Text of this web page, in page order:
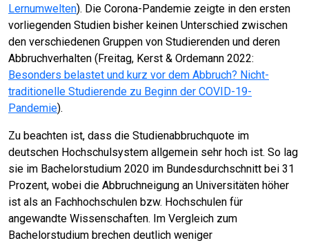
Lernumwelten). Die Corona-Pandemie zeigte in den ersten
vorliegenden Studien bisher keinen Unterschied zwischen
den verschiedenen Gruppen von Studierenden und deren
Abbruchverhalten (Freitag, Kerst & Ordemann 2022:
Besonders belastet und kurz vor dem Abbruch? Nicht-
traditionelle Studierende zu Beginn der COVID-19-
Pandemie).
Zu beachten ist, dass die Studienabbruchquote im
deutschen Hochschulsystem allgemein sehr hoch ist. So lag
sie im Bachelorstudium 2020 im Bundesdurchschnitt bei 31
Prozent, wobei die Abbruchneigung an Universitäten höher
ist als an Fachhochschulen bzw. Hochschulen für
angewandte Wissenschaften. Im Vergleich zum
Bachelorstudium brechen deutlich weniger